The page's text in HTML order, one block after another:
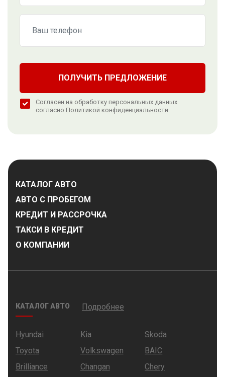
ПОЛУЧИТЬ ПРЕДЛОЖЕНИЕ
Согласен на обработку персональных данных
согласно Политикой конфиденциальности
КАТАЛОГ АВТО
АВТО С ПРОБЕГОМ
КРЕДИТ И РАССРОЧКА
ТАКСИ В КРЕДИТ
О КОМПАНИИ
КАТАЛОГ АВТО Подробнее
Hyundai Kia
Skoda
Toyota
Volkswagen
BAIC
Brilliance
Changan
Chery